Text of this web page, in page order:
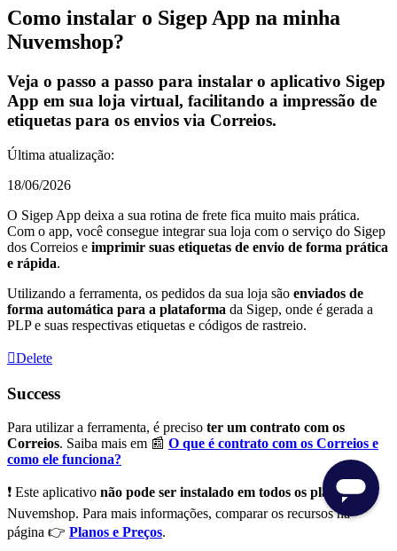
Como instalar o Sigep App na minha
Nuvemshop?
Veja o passo a passo para instalar o aplicativo Sigep
App em sua loja virtual, facilitando a impressão de
etiquetas para os envios via Correios.
Última atualização:
18/06/2026
O Sigep App deixa a sua rotina de frete fica muito mais prática.
Com o app, você consegue integrar sua loja com o serviço do Sigep
dos Correios e imprimir suas etiquetas de envio de forma prática
e rápida.
Utilizando a ferramenta, os pedidos da sua loja são enviados de
forma automática para a plataforma da Sigep, onde é gerada a
PLP e suas respectivas etiquetas e códigos de rastreio.
Delete
Success
Para utilizar a ferramenta, é preciso ter um contrato com os
Correios. Saiba mais em 📰 O que é contrato com os Correios e
como ele funciona?
❗ Este aplicativo não pode ser instalado em todos os planosda
Nuvemshop. Para mais informações, comparar os recursos na
página 👉 Planos e Preços.